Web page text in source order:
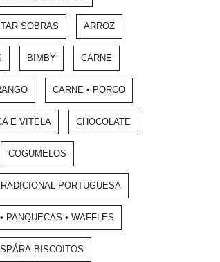
SOBRAS ARROZ
BIMBY CARNE
CARNE • PORCO
E VITELA CHOCOLATE
COGUMELOS
PORTUGUESA
PANQUECAS • WAFFLES
BISCOITOS